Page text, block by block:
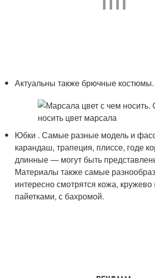
Актуальны также брючные костюмы.
Юбки . Самые разные модель и
карандаш, трапеция, плиссе, годе
длинные — могут быть
Материалы также самые
интересно смотрятся кожа, кружево
пайетками, с бахромой.